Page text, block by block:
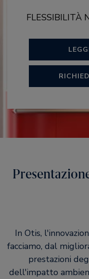
FLESSIBILITÀ
In Otis,
facciamo, dal
prestazioni
dell'impatto